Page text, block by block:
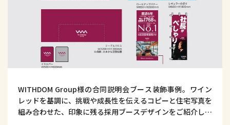
WITHDOM Group様の合同説明会ブース装飾事例。ワイン
レッドを基調に、挑戦や成長性を伝えるコピーと住宅写真を
組み合わせた、印象に残る採用ブースデザインをご紹介しま